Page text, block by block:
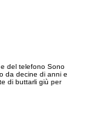
del telefono Sono
da decine di anni e
di buttarli giù per